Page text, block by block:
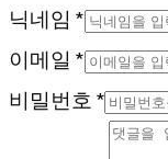
닉네임 *
이메일 *
비밀번호 *